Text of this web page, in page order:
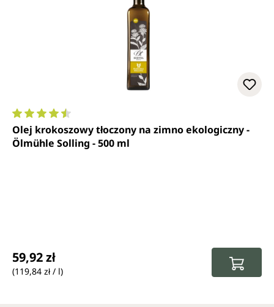
Średnia ocena 4.6 z 5 gwiazdek
Olej krokoszowy tłoczony na zimno ekologiczny -
Ölmühle Solling - 500 ml
59,92 zł
(119,84 zł / l)